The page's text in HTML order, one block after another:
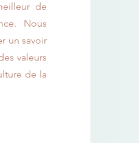
de
Nous
un savoir
valeurs
de la